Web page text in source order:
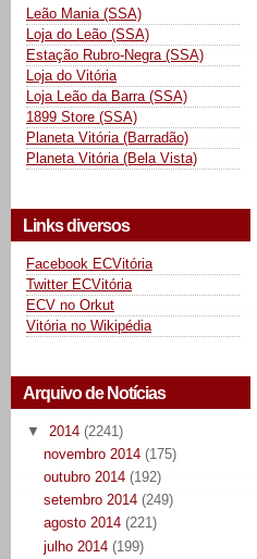
Leão Mania (SSA)
Loja do Leão (SSA)
Estação Rubro-Negra (SSA)
Loja do Vitória
Loja Leão da Barra (SSA)
1899 Store (SSA)
Planeta Vitória (Barradão)
Planeta Vitória (Bela Vista)
Links diversos
Facebook ECVitória
Twitter ECVitória
ECV no Orkut
Vitória no Wikipédia
Arquivo de Notícias
▼ 2014 (2241)
novembro 2014 (175)
outubro 2014 (192)
setembro 2014 (249)
agosto 2014 (221)
julho 2014 (199)